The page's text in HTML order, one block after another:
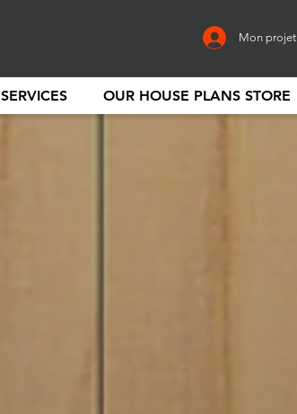
Mon projet
SERVICES OUR HOUSE PLANS STORE